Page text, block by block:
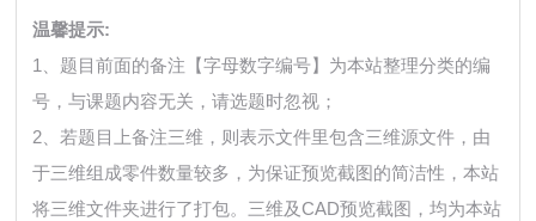
温馨提示:
1、题目前面的备注【字母数字编号】为本站整理分类的编
号，与课题内容无关，请选题时忽视；
2、若题目上备注三维，则表示文件里包含三维源文件，由
于三维组成零件数量较多，为保证预览截图的简洁性，本站
将三维文件夹进行了打包。三维及CAD预览截图，均为本站